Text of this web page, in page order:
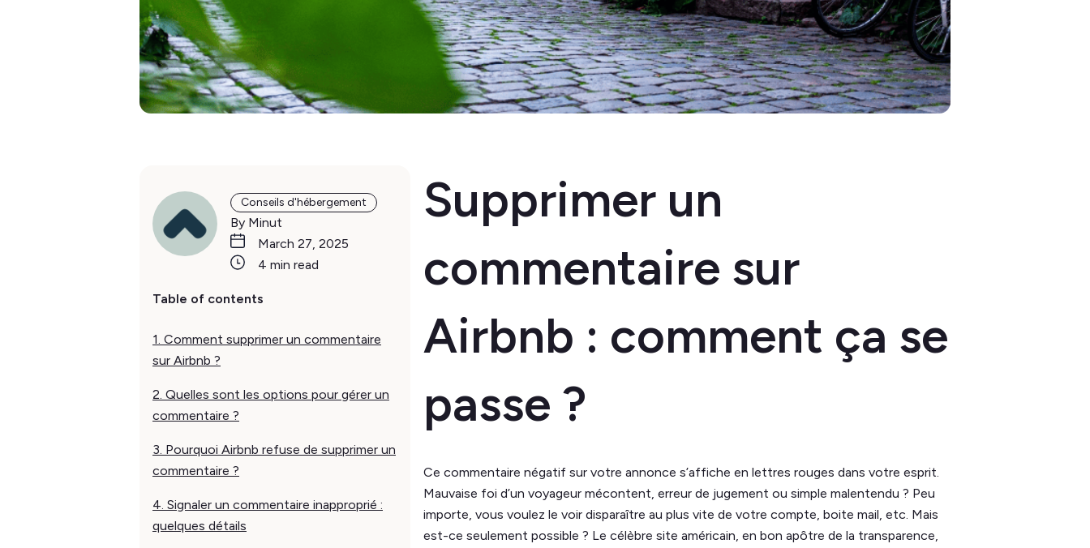
Conseils d'hébergement
By Minut
March 27, 2025
4 min read
Table of contents
1. Comment supprimer un commentaire
sur Airbnb ?
2. Quelles sont les options pour gérer un
commentaire ?
3. Pourquoi Airbnb refuse de supprimer un
commentaire ?
4. Signaler un commentaire inapproprié :
quelques détails
Supprimer un
commentaire sur
Airbnb : comment ça se
passe ?
Ce commentaire négatif sur votre annonce s’affiche en lettres rouges dans votre esprit.
Mauvaise foi d’un voyageur mécontent, erreur de jugement ou simple malentendu ? Peu
importe, vous voulez le voir disparaître au plus vite de votre compte, boite mail, etc. Mais
est-ce seulement possible ? Le célèbre site américain, en bon apôtre de la transparence,